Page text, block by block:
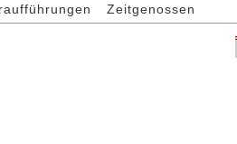
Zeitgenossen